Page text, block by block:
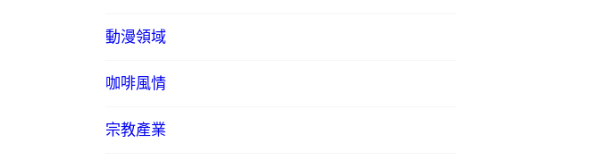
動漫領域
咖啡風情
宗教產業